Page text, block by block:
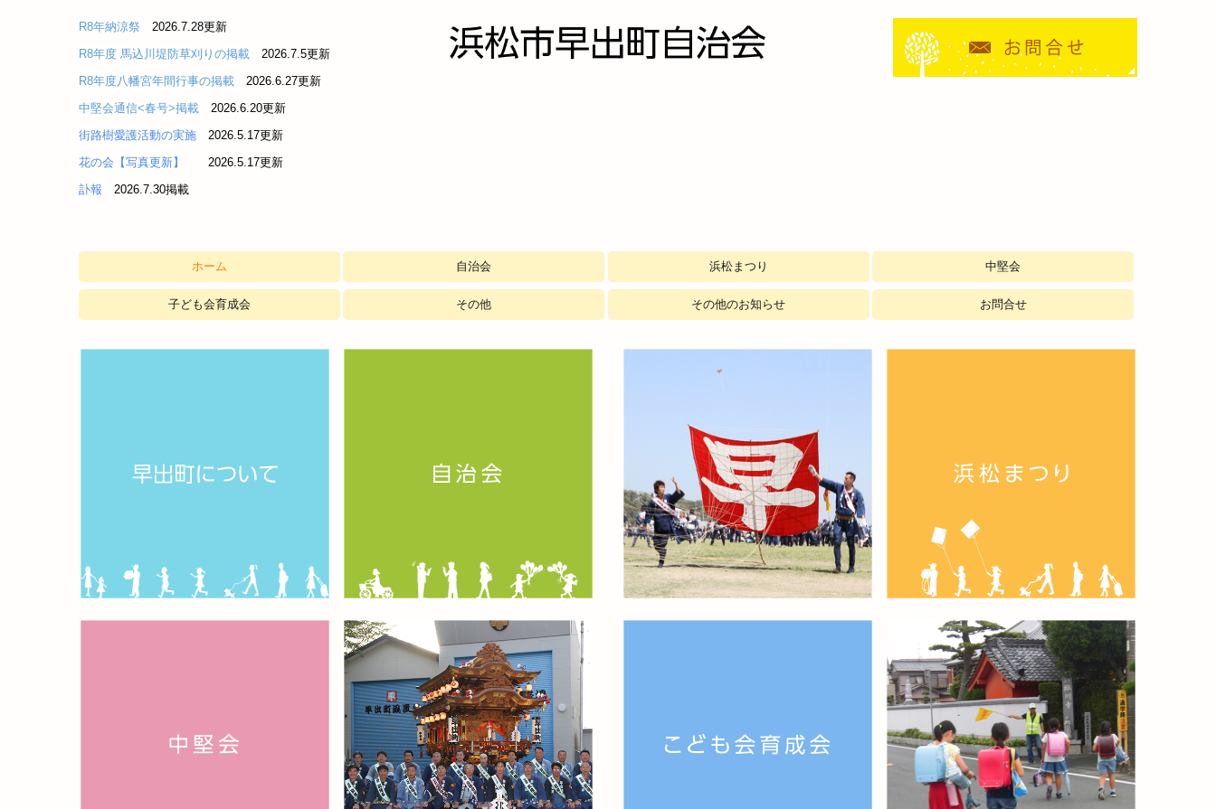
R8年納涼祭 2026.7.28更新
R8年度 馬込川堤防草刈りの掲載
2026.7.5更新
R8年度八幡宮年間行事の掲載
2026.6.27更新
中堅会通信<春号>掲載 2026.6.20更新
街路樹愛護活動の実施 2026.5.17更新
花の会【写真更新】
2026.5.17更新
訃報 2026.7.30掲載
ホーム 自治会 浜松まつり 中堅会
子ども会育成会 その他 その他のお知らせ お問合せ